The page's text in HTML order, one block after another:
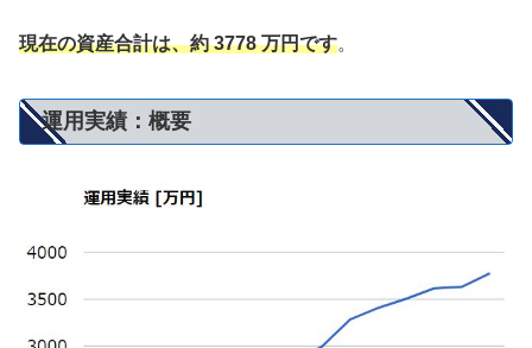
現在の資産合計は、約 3778 万円です。
運用実績：概要